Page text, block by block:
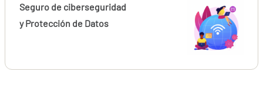
Seguro de ciberseguridad
y Protección de Datos